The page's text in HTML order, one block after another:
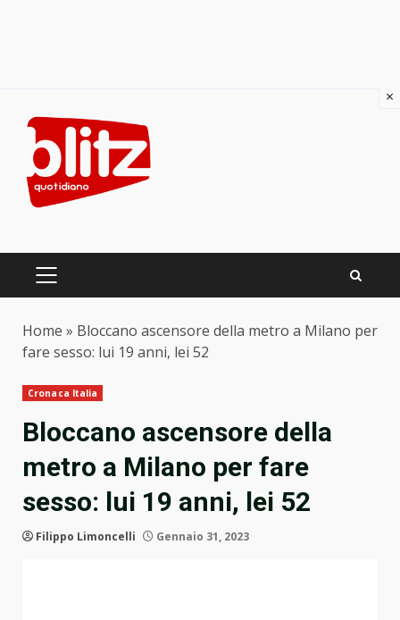
content
PRIMARY
Home » Bloccano ascensore della metro a Milano per
fare sesso: lui 19 anni, lei 52
Cronaca Italia
Bloccano ascensore della
metro a Milano per fare
sesso: lui 19 anni, lei 52
Filippo Limoncelli Gennaio 31, 2023
×